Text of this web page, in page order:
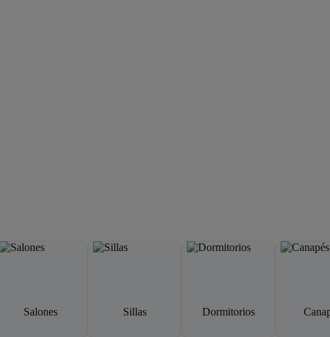
Salones Sillas Dormitorios